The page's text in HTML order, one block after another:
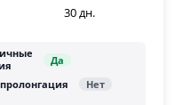
30 дн.